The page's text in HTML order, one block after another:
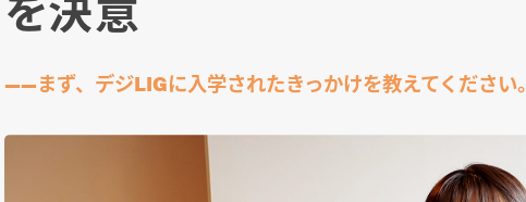
――まず、デジLIGに入学されたきっかけを教えてください。